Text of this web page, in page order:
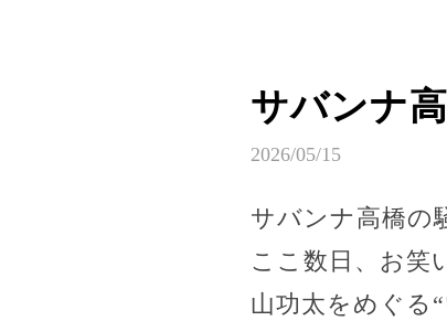
サバンナ
2026/05/15
サバンナ高橋の
ここ数日、お笑
山功太をめぐる